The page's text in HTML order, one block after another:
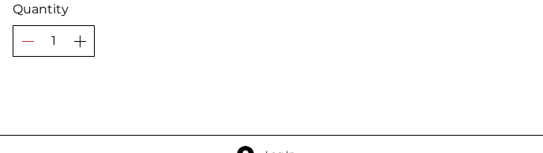
Quantity